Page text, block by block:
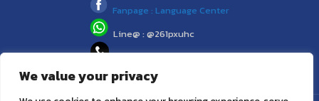
We value your privacy
Fanpage : Language Center
Line@ : @261pxuhc